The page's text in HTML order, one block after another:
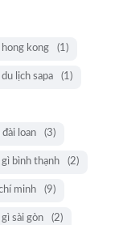
hong kong (1)
du lịch sapa (1)
loan (3)
gì bình thạnh (2)
minh (9)
gì sài gòn (2)